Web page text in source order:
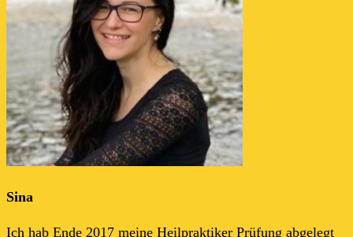
Sina
Ich hab Ende 2017 meine Heilpraktiker Prüfung abgelegt